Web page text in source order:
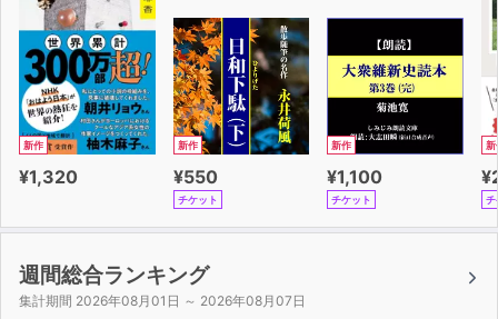
新作
¥1,320
新作
¥550
チケット
新作
¥1,100
チケット
新
チ
週間総合ランキング
集計期間 2026年08月01日 ～ 2026年08月07日